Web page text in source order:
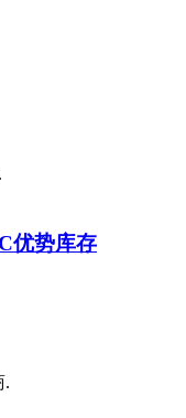
优势库存
.